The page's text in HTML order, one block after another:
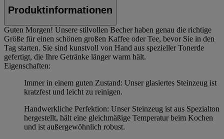
Produktinformationen
Guten Morgen! Unsere stilvollen Becher haben genau die richtige
Größe für einen schönen großen Kaffee oder Tee, bevor Sie in den
Tag starten. Sie sind kunstvoll von Hand aus spezieller Tonerde
gefertigt, die Ihre Getränke länger warm hält.
Eigenschaften:
Immer in einem guten Zustand: Unser glasiertes Steinzeug ist
kratzfest und leicht zu reinigen.
Handwerkliche Perfektion: Unser Steinzeug ist aus Spezialton
hergestellt, hält eine gleichmäßige Temperatur beim Kochen
und ist außergewöhnlich robust.